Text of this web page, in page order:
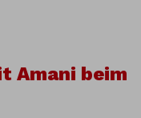
Amani beim